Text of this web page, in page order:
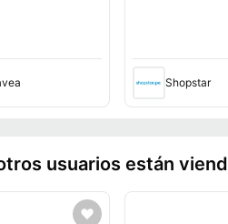
Shopstar
usuarios están